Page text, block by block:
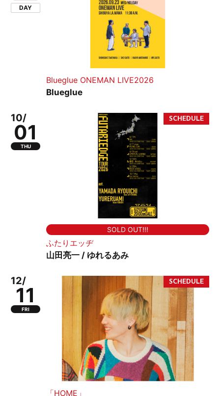
DAY
Blueglue ONEMAN LIVE2026
Blueglue
10/
01
THU
SOLD OUT!!!
ふたりエッヂ
山田亮一 / ゆれるあみ
12/
11
FRI
「HOME」